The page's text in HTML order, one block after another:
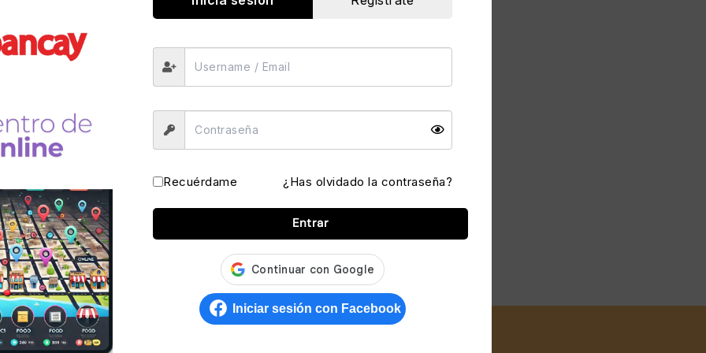
Recuérdame ¿Has olvidado la contraseña?
Entrar